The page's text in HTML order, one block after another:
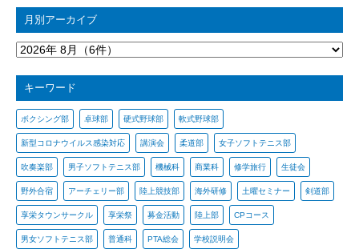
月別アーカイブ
キーワード
ボクシング部 卓球部 硬式野球部 軟式野球部
新型コロナウイルス感染対応 講演会 柔道部 女子ソフトテニス部
吹奏楽部 男子ソフトテニス部 機械科 商業科 修学旅行 生徒会
野外合宿 アーチェリー部 陸上競技部 海外研修 土曜セミナー 剣道部
享栄タウンサークル 享栄祭 募金活動 陸上部 CPコース
男女ソフトテニス部 普通科 PTA総会 学校説明会